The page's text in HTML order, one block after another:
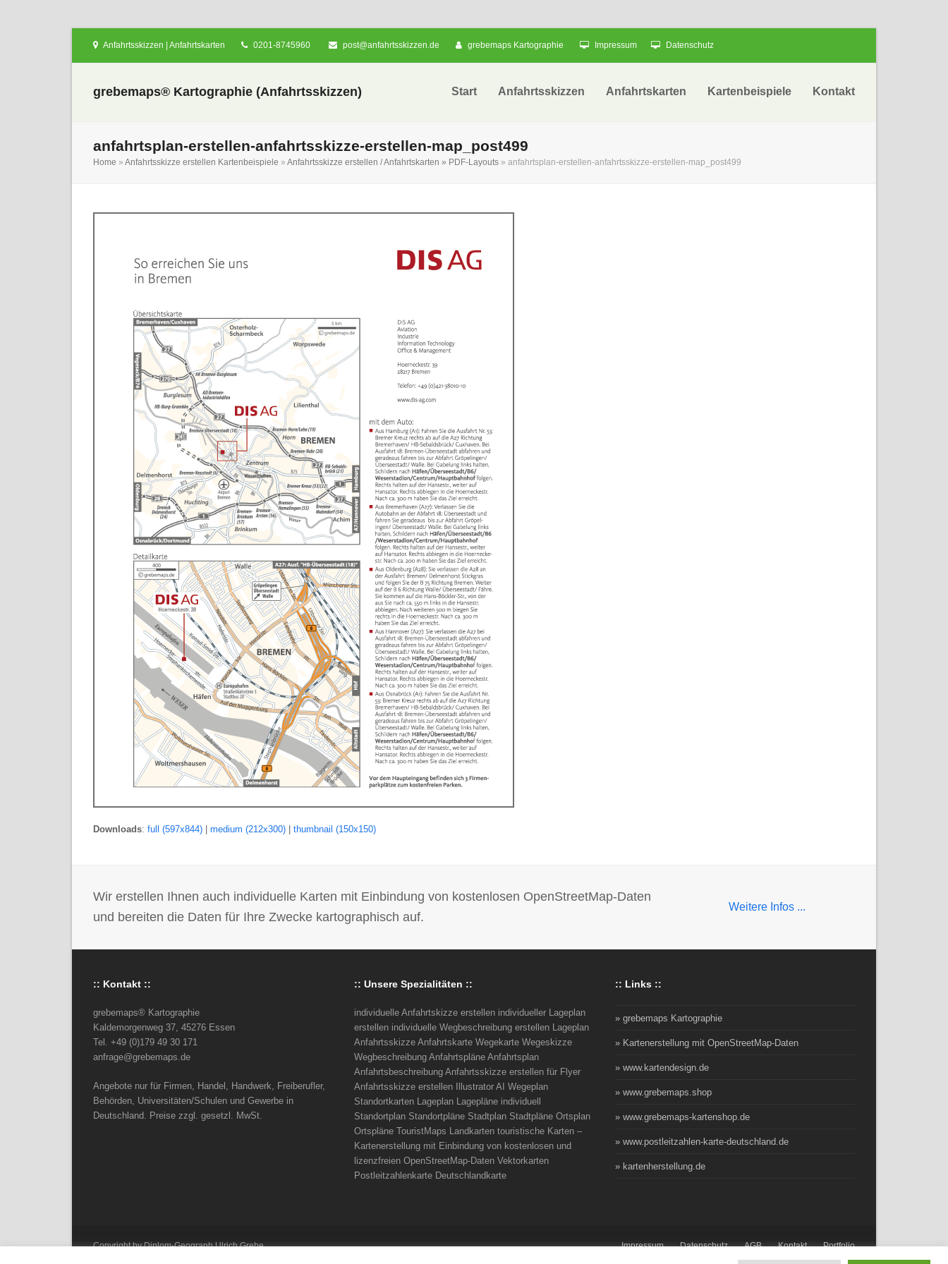
Anfahrtsskizzen | Anfahrtskarten 0201-8745960 post@anfahrtsskizzen.de grebemaps Kartographie Impressum Datenschutz
grebemaps® Kartographie (Anfahrtsskizzen) Start Anfahrtsskizzen Anfahrtskarten Kartenbeispiele Kontakt
anfahrtsplan-erstellen-anfahrtsskizze-erstellen-map_post499
Home » Anfahrtsskizze erstellen Kartenbeispiele » Anfahrtsskizze erstellen / Anfahrtskarten » PDF-Layouts » anfahrtsplan-erstellen-anfahrtsskizze-erstellen-map_post499
Downloads: full (597x844) medium (212x300) thumbnail (150x150)
Wir erstellen Ihnen auch individuelle Karten mit Einbindung von kostenlosen OpenStreetMap-Daten
und bereiten die Daten für Ihre Zwecke kartographisch auf.
Weitere Infos ...
:: Kontakt ::
grebemaps® Kartographie
Kaldemorgenweg 37, 45276 Essen
Tel. +49 (0)179 49 30 171
anfrage@grebemaps.de
Angebote nur für Firmen, Handel, Handwerk, Freiberufler,
Behörden, Universitäten/Schulen und Gewerbe in
Deutschland. Preise zzgl. gesetzl. MwSt.
:: Unsere Spezialitäten ::
individuelle Anfahrtskizze erstellen individueller Lageplan
erstellen individuelle Wegbeschreibung erstellen Lageplan
Anfahrtsskizze Anfahrtskarte Wegekarte Wegeskizze
Wegbeschreibung Anfahrtspläne Anfahrtsplan
Anfahrtsbeschreibung Anfahrtsskizze erstellen für Flyer
Anfahrtsskizze erstellen Illustrator AI Wegeplan
Standortkarten Lageplan Lagepläne individuell
Standortplan Standortpläne Stadtplan Stadtpläne Ortsplan
Ortspläne TouristMaps Landkarten touristische Karten –
Kartenerstellung mit Einbindung von kostenlosen und
lizenzfreien OpenStreetMap-Daten Vektorkarten
Postleitzahlenkarte Deutschlandkarte
:: Links ::
» grebemaps Kartographie
» Kartenerstellung mit OpenStreetMap-Daten
» www.kartendesign.de
» www.grebemaps.shop
» www.grebemaps-kartenshop.de
» www.postleitzahlen-karte-deutschland.de
» kartenherstellung.de
Copyright by Diplom-Geograph Ulrich Grebe Impressum Datenschutz AGB Kontakt Portfolio